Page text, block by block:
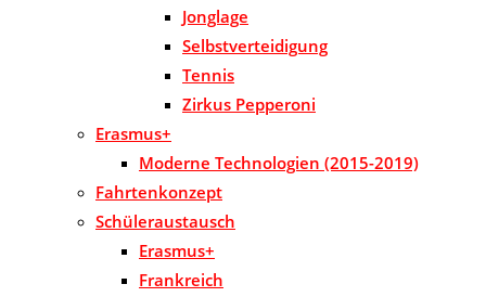
Jonglage
Selbstverteidigung
Tennis
Zirkus Pepperoni
Erasmus+
Moderne Technologien (2015-2019)
Fahrtenkonzept
Schüleraustausch
Erasmus+
Frankreich